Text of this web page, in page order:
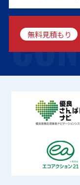
無料見積もり